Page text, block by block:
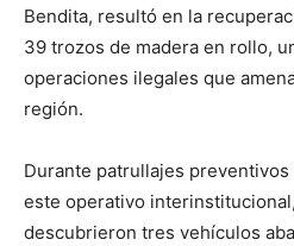
Bendita, resultó en la
39 trozos de madera en rollo,
operaciones ilegales que
región.
Durante patrullajes
este operativo
descubrieron tres vehículos